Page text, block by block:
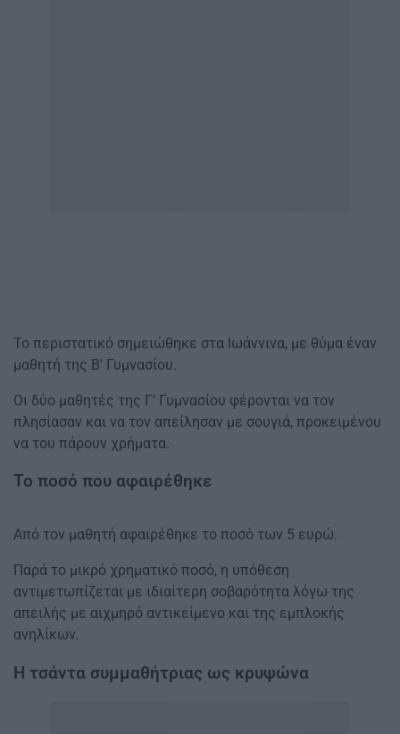
Το περιστατικό σημειώθηκε στα Ιωάννινα, με θύμα έναν
μαθητή της Β’ Γυμνασίου.
Οι δύο μαθητές της Γ’ Γυμνασίου φέρονται να τον
πλησίασαν και να τον απείλησαν με σουγιά, προκειμένου
να του πάρουν χρήματα.
Το ποσό που αφαιρέθηκε
Από τον μαθητή αφαιρέθηκε το ποσό των 5 ευρώ.
Παρά το μικρό χρηματικό ποσό, η υπόθεση
αντιμετωπίζεται με ιδιαίτερη σοβαρότητα λόγω της
απειλής με αιχμηρό αντικείμενο και της εμπλοκής
ανηλίκων.
Η τσάντα συμμαθήτριας ως κρυψώνα